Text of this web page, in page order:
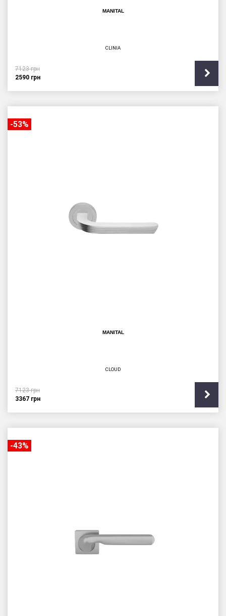
MANITAL
CLINIA
7123грн
2590 грн
-53%
MANITAL
CLOUD
7123грн
3367 грн
-43%